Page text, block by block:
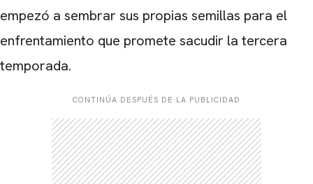
empezó a sembrar sus propias semillas para el
enfrentamiento que promete sacudir la tercera
temporada.
CONTINÚA DESPUÉS DE LA PUBLICIDAD